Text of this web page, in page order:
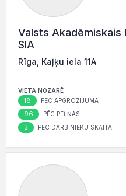
Valsts Akadēmiskais
SIA
Rīga, Kaļķu iela 11A
VIETA NOZARĒ
18 PĒC APGROZĪJUMA
96 PĒC PEĻŅAS
3 PĒC DARBINIEKU SKAITA